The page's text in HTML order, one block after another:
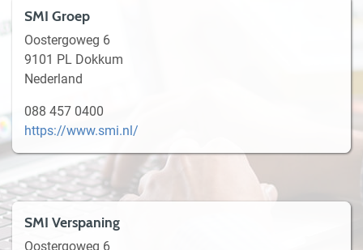
SMI Groep
Oostergoweg 6
9101 PL Dokkum
Nederland
088 457 0400
https://www.smi.nl/
SMI Verspaning
Oostergoweg 6